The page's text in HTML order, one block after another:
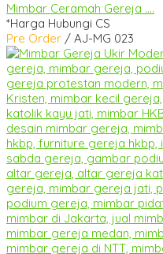
Mimbar Ceramah Gereja ....
*Harga Hubungi CS
Pre Order / AJ-MG 023